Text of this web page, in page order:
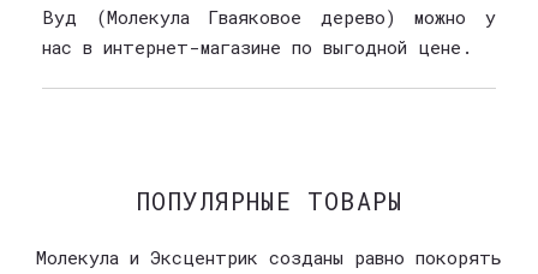
Вуд (Молекула Гваяковое дерево) можно у
нас в интернет-магазине по выгодной цене.
ПОПУЛЯРНЫЕ ТОВАРЫ
Молекула и Эксцентрик созданы равно покорять